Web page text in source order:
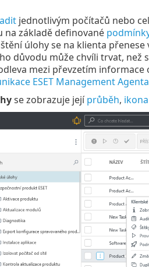
jednotlivým počítačů nebo
na základě definované
úlohy se na klienta přenese
důvodu může chvíli trvat, než
mezi převzetím
ESET Management Agenta
se zobrazuje jejíprůběh,